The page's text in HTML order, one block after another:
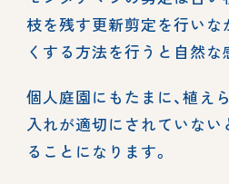
枝を残す更新剪定を行いな
くする方法を行うと自然な
個人庭園にもたまに、植え
入れが適切にされていない
ることになります。